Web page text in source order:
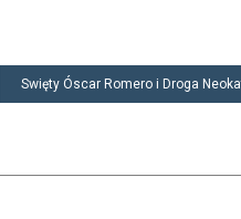
Swięty Óscar Romero i Droga